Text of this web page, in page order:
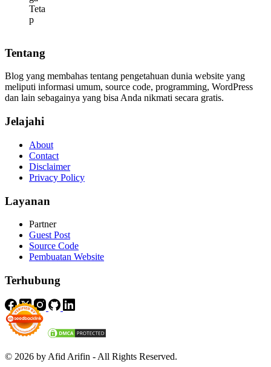
Tentang
Blog yang membahas tentang pengetahuan dunia website yang
meliputi informasi umum, source code, programming, WordPress
dan lain sebagainya yang bisa Anda nikmati secara gratis.
Jelajahi
About
Contact
Disclaimer
Privacy Policy
Layanan
Partner
Guest Post
Source Code
Pembuatan Website
Terhubung
© 2026 by Afid Arifin - All Rights Reserved.